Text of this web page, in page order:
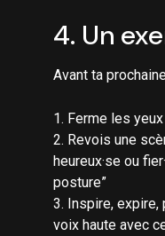
4. Un
Avant ta
Ferme les yeux
Revois une
heureux·se ou
posture”
Inspire, expire,
voix haute avec